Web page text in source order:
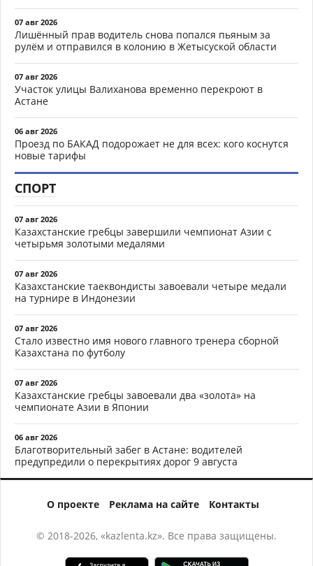
07 авг 2026
Лишённый прав водитель снова попался пьяным за
рулём и отправился в колонию в Жетысуской области
07 авг 2026
Участок улицы Валиханова временно перекроют в
Астане
06 авг 2026
Проезд по БАКАД подорожает не для всех: кого коснутся
новые тарифы
СПОРТ
07 авг 2026
Казахстанские гребцы завершили чемпионат Азии с
четырьмя золотыми медалями
07 авг 2026
Казахстанские таеквондисты завоевали четыре медали
на турнире в Индонезии
07 авг 2026
Стало известно имя нового главного тренера сборной
Казахстана по футболу
07 авг 2026
Казахстанские гребцы завоевали два «золота» на
чемпионате Азии в Японии
06 авг 2026
Благотворительный забег в Астане: водителей
предупредили о перекрытиях дорог 9 августа
О проекте Реклама на сайте Контакты
© 2018-2026, «kazlenta.kz». Все права защищены.